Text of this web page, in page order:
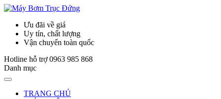
Ưu đãi về giá
Uy tín, chất lượng
Vận chuyển toàn quốc
Hotline hỗ trợ 0963 985 868
Danh mục
TRANG CHỦ